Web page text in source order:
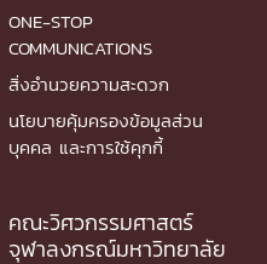
ONE-STOP
COMMUNICATIONS
สิ่งอำนวยความสะดวก
นโยบายคุ้มครองข้อมูลส่วน
บุคคล และการใช้คุกกี้
คณะวิศวกรรมศาสตร์
จุฬาลงกรณ์มหาวิทยาลัย